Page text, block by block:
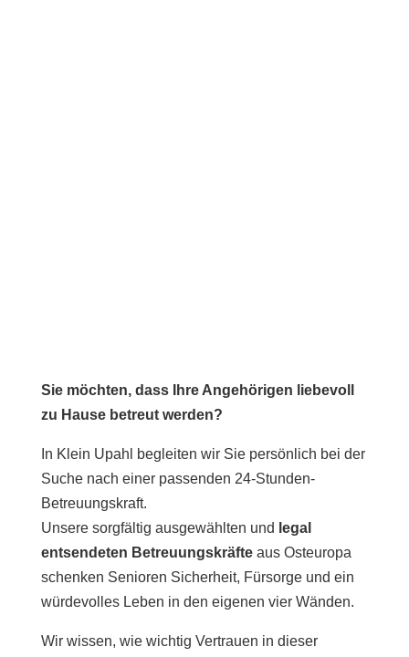
Sie möchten, dass Ihre Angehörigen liebevoll
zu Hause betreut werden?
In Klein Upahl begleiten wir Sie persönlich bei der
Suche nach einer passenden 24-Stunden-
Betreuungskraft.
Unsere sorgfältig ausgewählten und legal
entsendeten Betreuungskräfteaus Osteuropa
schenken Senioren Sicherheit, Fürsorge und ein
würdevolles Leben in den eigenen vier Wänden.
Wir wissen, wie wichtig Vertrauen in dieser